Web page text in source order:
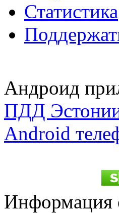
Статистика
Андроид
ПДД
Android
Информация